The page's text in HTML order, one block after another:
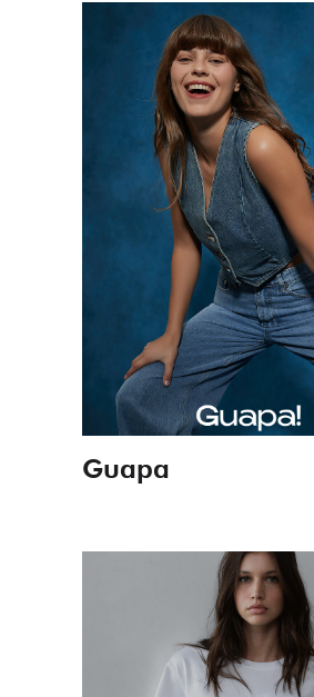
Guapa